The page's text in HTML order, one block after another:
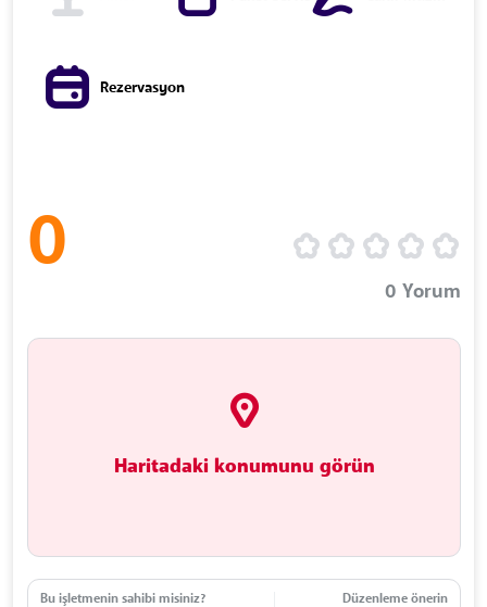
Rezervasyon
0
0 Yorum
Haritadaki konumunu görün
Bu işletmenin sahibi misiniz? Düzenleme önerin